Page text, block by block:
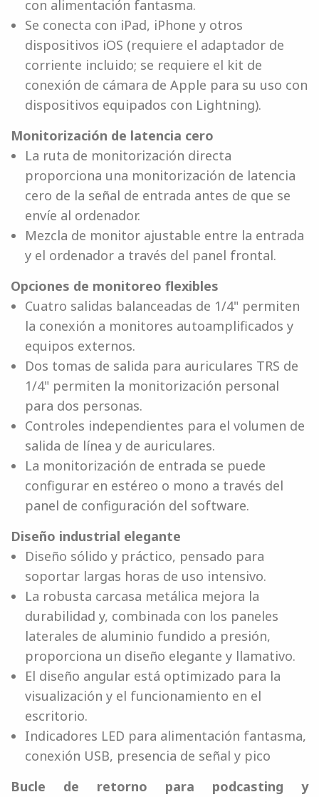
con alimentación fantasma.
Se conecta con iPad, iPhone y otros
dispositivos iOS (requiere el adaptador de
corriente incluido; se requiere el kit de
conexión de cámara de Apple para su uso con
dispositivos equipados con Lightning).
Monitorización de latencia cero
La ruta de monitorización directa
proporciona una monitorización de latencia
cero de la señal de entrada antes de que se
envíe al ordenador.
Mezcla de monitor ajustable entre la entrada
y el ordenador a través del panel frontal.
Opciones de monitoreo flexibles
Cuatro salidas balanceadas de 1/4" permiten
la conexión a monitores autoamplificados y
equipos externos.
Dos tomas de salida para auriculares TRS de
1/4" permiten la monitorización personal
para dos personas.
Controles independientes para el volumen de
salida de línea y de auriculares.
La monitorización de entrada se puede
configurar en estéreo o mono a través del
panel de configuración del software.
Diseño industrial elegante
Diseño sólido y práctico, pensado para
soportar largas horas de uso intensivo.
La robusta carcasa metálica mejora la
durabilidad y, combinada con los paneles
laterales de aluminio fundido a presión,
proporciona un diseño elegante y llamativo.
El diseño angular está optimizado para la
visualización y el funcionamiento en el
escritorio.
Indicadores LED para alimentación fantasma,
conexión USB, presencia de señal y pico
Bucle de retorno para podcasting y